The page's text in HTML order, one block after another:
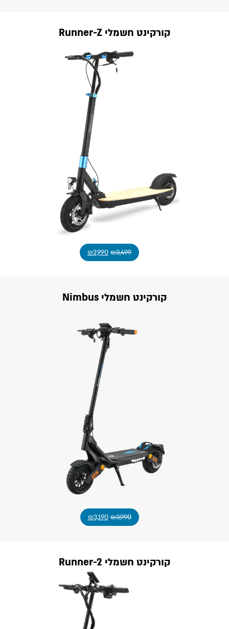
קורקינט חשמלי Runner-Z
₪3,499
₪2,990
קורקינט חשמלי Nimbus
₪3,990
₪3,190
קורקינט חשמלי Runner-2